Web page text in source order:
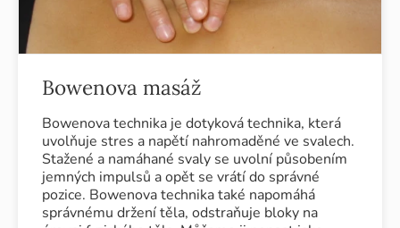
Bowenova masáž
Bowenova technika je dotyková technika, která
uvolňuje stres a napětí nahromaděné ve svalech.
Stažené a namáhané svaly se uvolní působením
jemných impulsů a opět se vrátí do správné
pozice. Bowenova technika také napomáhá
správnému držení těla, odstraňuje bloky na